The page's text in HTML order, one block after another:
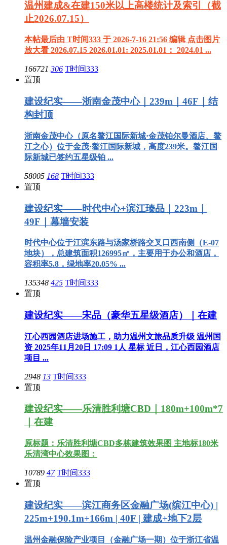
温州建成&在建150米以上高楼统计及索引（截
止2026.07.15）
本帖最后由 T时间333 于 2026-7-16 21:56 编辑 点击图片
放大看 2026.07.15 2026.01.01: 2025.01.01： 2024.01 ...
166721 306 T时间333
置顶
建设纪实——浙南金茂中心｜239m｜46F｜结
构封顶
浙南金茂中心（原名鳌江国际新城·金茂铂尔曼酒店、鳌
江之心）位于金茂·鳌江国际新城，高度239米。鳌江国
际新城已签约五星级铂 ...
58005 168 T时间333
置顶
建设纪实——时代中心+滨江瑧品｜223m｜
49F｜幕墙安装
时代中心位于江滨东路与汤家桥路交叉口西南侧（E-07
地块），总建筑面积126995㎡，主要用于办公和酒店，
容积率5.8，绿地率20.05% ...
135348 425 T时间333
置顶
建设纪实——宋品（豪华五星级酒店）｜在建
江心西园酒店进场施工，助力温州文旅品质升级 温州国
资 2025年11月20日 17:09 1人 星标 近日，江心西园酒店
项目 ...
2948 13 T时间333
置顶
建设纪实——乐清胜利塘CBD｜180m+100m*7
｜在建
原标题：乐清胜利塘CBD多栋建筑效果图 主地标180米
乐清湾中心效果图：
10789 47 T时间333
置顶
建设纪实——滨江商务区金融广场(缤江中心) |
225m+190.1m+166m | 40F | 建成+地下2层
温州金融保险产业项目（金融广场一期）位于浙江省温